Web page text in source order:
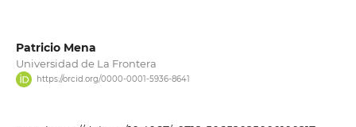
Patricio Mena
Universidad de La Frontera
https://orcid.org/0000-0001-5936-8641